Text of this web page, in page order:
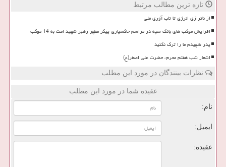
تازه ترین مطالب مرتبط
از ناترازی انرژی تا تاب آوری ملی
افزایش موکب های بانک سپه در مراسم خاکسپاری پیکر مطهر رهبر شهید امت به 14 موکب
پدر شهیدم ما را ترک نکنید
اشعار شب هفتم محرم، حضرت علی اصغر(ع)
نظرات بینندگان در مورد این مطلب
عقیده شما در مورد این مطلب
نام:
ایمیل:
عقیده: